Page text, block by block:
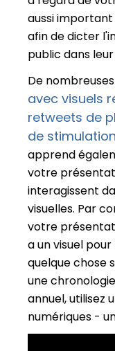
aussi
afin de dicter
public dans
De
avec visuels
retweets de
de
apprend
votre
interagissent
visuelles. Par
votre
a un visuel
quelque chose
une
annuel, utilisez
numériques -